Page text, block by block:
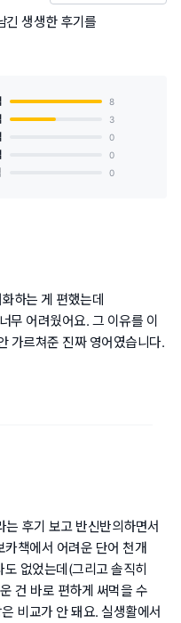
긴 생생한 후기를
8
3
0
0
0
하는 게 편했는데
무 어려웠어요. 그 이유를 이
가르쳐준 진짜 영어였습니다.
후기 보고 반신반의하면서
카책에서 어려운 단어 천개
없었는데(그리고 솔직히
건 바로 편하게 써먹을 수
비교가 안 돼요. 실생활에서